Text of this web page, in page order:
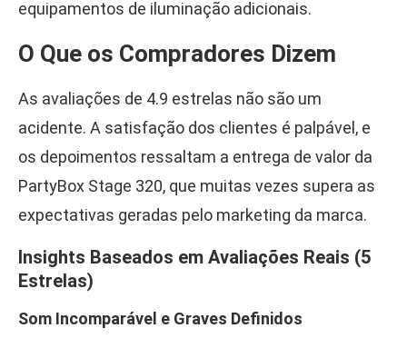
equipamentos de iluminação adicionais.
O Que os Compradores Dizem
As avaliações de 4.9 estrelas não são um
acidente. A satisfação dos clientes é palpável, e
os depoimentos ressaltam a entrega de valor da
PartyBox Stage 320, que muitas vezes supera as
expectativas geradas pelo marketing da marca.
Insights Baseados em Avaliações Reais (5
Estrelas)
Som Incomparável e Graves Definidos